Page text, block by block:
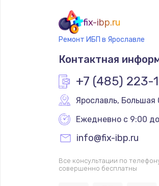
fix-ibp.ru
Ремонт ИБП в Ярославле
Контактная
+7 (485) 223-
Ярославль, Большая
Ежедневно с 9:00
info@fix-ibp.ru
Все консультации по
совершенно бесплатны